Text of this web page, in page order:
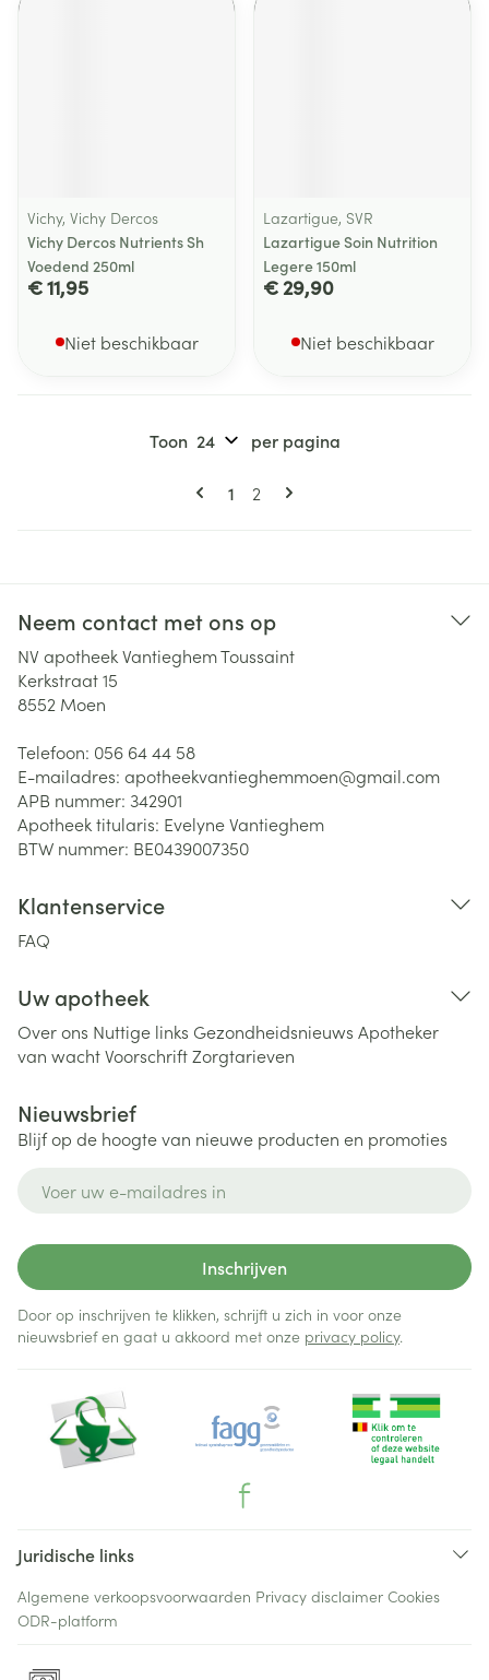
Vichy, Vichy Dercos
Vichy Dercos Nutrients Sh
Voedend 250ml
€ 11,95
Niet beschikbaar
Lazartigue, SVR
Lazartigue Soin Nutrition
Legere 150ml
€ 29,90
Niet beschikbaar
Pagina's
U lees momenteel pagina
1 Pagina
2
Toon per pagina
Neem contact met ons op
NV apotheek Vantieghem Toussaint
Kerkstraat 15
8552 Moen
Telefoon: 056 64 44 58
E-mailadres: apotheekvantieghemmoen@gmail.com
APB nummer: 342901
Apotheek titularis: Evelyne Vantieghem
BTW nummer: BE0439007350
Klantenservice
FAQ
Uw apotheek
Over ons Nuttige links Gezondheidsnieuws Apotheker
van wachtVoorschriftZorgtarieven
Nieuwsbrief
Blijf op de hoogte van nieuwe producten en promoties
Inschrijven
Door op inschrijven te klikken, schrijft u zich in voor onze
nieuwsbrief en gaat u akkoord met onze privacy policy.
Juridische links
Algemene verkoopsvoorwaarden Privacy disclaimer Cookies
ODR-platform